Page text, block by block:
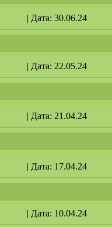
| Дата: 30.06.24
| Дата: 22.05.24
| Дата: 21.04.24
| Дата: 17.04.24
| Дата: 10.04.24